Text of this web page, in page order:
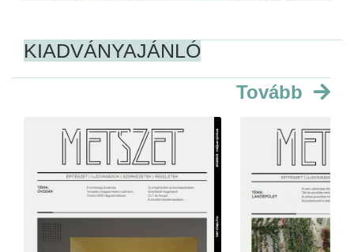
KIADVÁNYAJÁNLÓ
Tovább